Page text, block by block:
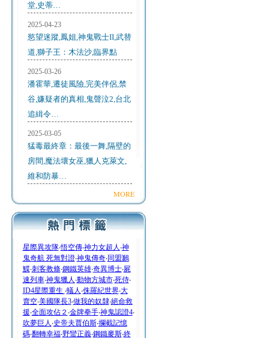
堂,史蒂…
2025-04-23
慾望迷蹤,鳳姐,神鬼戰士II,武替
道,獅子王：木法沙,臨界點
2025-03-26
潘霍華,遷徒風險,完美伴侶,禁
谷,嫌疑者的真相,鬼聲泣2,台北
追緝令…
2025-03-05
猛毒最終章：最後一舞,隔壁的
房間,魔法壞女巫,獵人克萊文,
維和防暴…
MORE
星際異攻隊‧悟空傳‧神力女超人 ‧神
鬼奇航 死無對證‧神鬼傳奇‧同盟鶼
鰈‧刺客教條‧鋼鐵英雄‧奇異博士‧屍
速列車‧神鬼獵人 ‧動物方城市‧死侍‧
ID4星際重生 ‧蟻人 ‧侏羅紀世界‧大
賣空‧美國隊長3‧做我的奴隸‧絕命救
援‧全面攻佔２ ‧金牌拳手‧神鬼認證4‧
吹夢巨人 ‧史帝夫賈伯斯‧攔截記憶
碼‧翻轉幸福‧野蠻正義‧鋼鐵麥斯‧終